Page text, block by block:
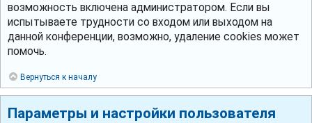
возможность включена администратором. Если вы
испытываете трудности со входом или выходом на
данной конференции, возможно, удаление cookies может
помочь.
Вернуться к началу
Параметры и настройки пользователя